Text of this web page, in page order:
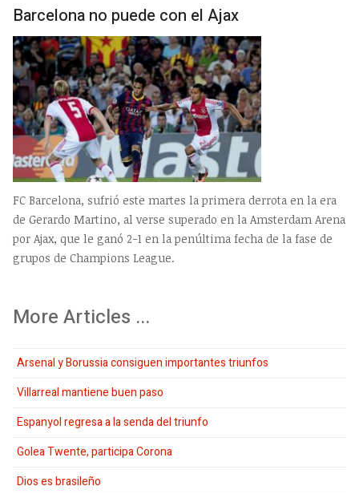
Barcelona no puede con el Ajax
FC Barcelona, sufrió este martes la primera derrota en la era
de Gerardo Martino, al verse superado en la Amsterdam Arena
por Ajax, que le ganó 2-1 en la penúltima fecha de la fase de
grupos de Champions League.
More Articles ...
Arsenal y Borussia consiguen importantes triunfos
Villarreal mantiene buen paso
Espanyol regresa a la senda del triunfo
Golea Twente, participa Corona
Dios es brasileño